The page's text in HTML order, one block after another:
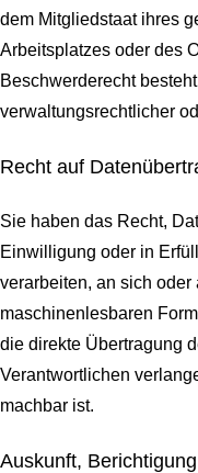
dem Mitgliedstaat ihres
Arbeitsplatzes oder des
Beschwerderecht
verwaltungsrechtlicher
Recht auf
Sie haben das Recht,
Einwilligung oder in
verarbeiten, an sich
maschinenlesbaren
die direkte Übertragung
Verantwortlichen
machbar ist.
Auskunft,